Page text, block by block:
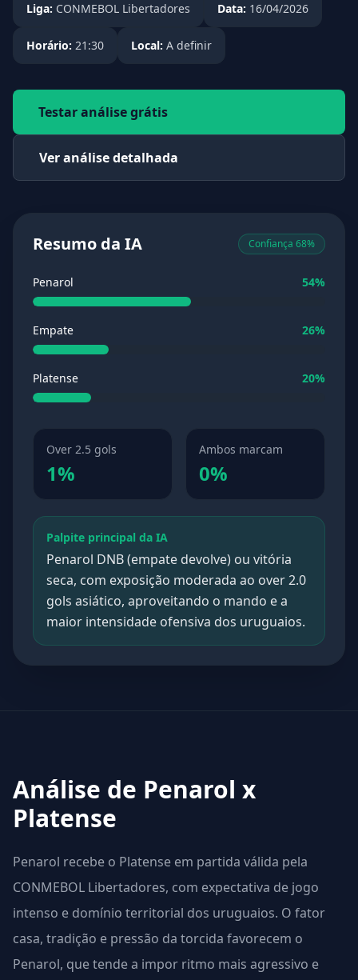
Liga: CONMEBOL Libertadores Data: 16/04/2026
Horário: 21:30 Local: A definir
Testar análise grátis
Ver análise detalhada
Resumo da IA Confiança 68%
Penarol 54%
Empate 26%
Platense 20%
Over 2.5 gols
1%
Ambos marcam
0%
Palpite principal da IA
Penarol DNB (empate devolve) ou vitória
seca, com exposição moderada ao over 2.0
gols asiático, aproveitando o mando e a
maior intensidade ofensiva dos uruguaios.
Análise de Penarol x
Platense
Penarol recebe o Platense em partida válida pela
CONMEBOL Libertadores, com expectativa de jogo
intenso e domínio territorial dos uruguaios. O fator
casa, tradição e pressão da torcida favorecem o
Penarol, que tende a impor ritmo mais agressivo e